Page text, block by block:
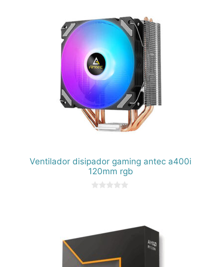
Ventilador disipador gaming antec a400i
120mm rgb